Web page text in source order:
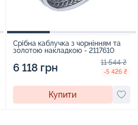
Срібна каблучка з чорнінням та
золотою накладкою - 2117610
6 118 грн 11 544 ₴
-5 426 ₴
Купити